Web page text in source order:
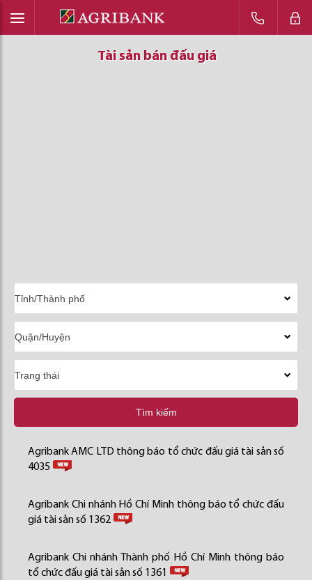
Tài sản bán đấu giá
Tài sản bán đấu giá
Tài sản bán đấu giá
Tìm kiếm
Agribank AMC LTD thông báo tổ chức đấu giá tài sản số
4035
Agribank Chi nhánh Hồ Chí Minh thông báo tổ chức đấu
giá tài sản số 1362
Agribank Chi nhánh Thành phố Hồ Chí Minh thông báo
tổ chức đấu giá tài sản số 1361